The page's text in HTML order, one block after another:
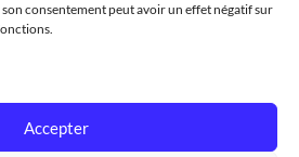
consentement peut avoir un effet négatif sur
Accepter
DENRÉES STOCKÉES